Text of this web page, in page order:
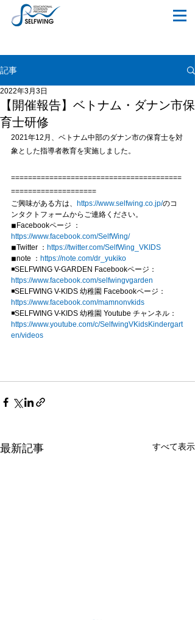
記事
【開催報告】ベトナム・ダナン市保
育士研修
2022年3月3日
2021年12月、ベトナム中部のダナン市の保育士を対
象とした指導者教育を実施しました。
========================================
====================
ご興味がある方は、 https://www.selfwing.co.jp/のコ
ンタクトフォームからご連絡ください。
◾︎Facebookページ ：
https://www.facebook.com/SelfWing/
◾︎Twitter ： https://twitter.com/SelfWing_VKIDS
◾︎note ： https://note.com/dr_yukiko
◾SELFWING V-GARDEN Facebookページ：
https://www.facebook.com/selfwingvgarden
◾SELFWING V-KIDS 幼稚園 Facebookページ：
https://www.facebook.com/mamnonvkids
◾SELFWING V-KIDS 幼稚園 Youtube チャンネル：
https://www.youtube.com/c/SelfwingVKidsKindergart
en/videos
最新記事 すべて表示